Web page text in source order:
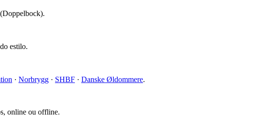
estilo.
· Norbrygg · SHBF · Danske Øldommere.
online ou offline.